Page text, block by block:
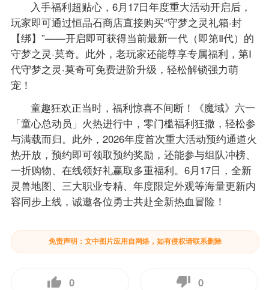
入手福利超贴心，6月17日年度重大活动开启后，
玩家即可通过恒晶石商店直接购买“守梦之灵礼箱·封
【绑】”——开启即可获得当前最新一代（即第Ⅱ代）的
守梦之灵·莫奇。此外，老玩家还能尊享专属福利，第Ⅰ
代守梦之灵·莫奇可免费进阶升级，轻松解锁强力萌
宠！
童趣狂欢正当时，福利惊喜不间断！《魔域》六一
「童心总动员」火热进行中，零门槛福利狂撒，轻松参
与满载而归。此外，2026年度首次重大活动预约通道火
热开放，预约即可领取预约奖励，还能参与组队冲榜、
一折购物、在线领好礼赢取多重福利。6月17日，全新
灵兽地图、三大职业专精、年度限定外观等海量更新内
容同步上线，诚邀各位勇士共赴全新热血冒险！
免责声明：文中图片应用自网络，如有侵权请联系删除
0 0